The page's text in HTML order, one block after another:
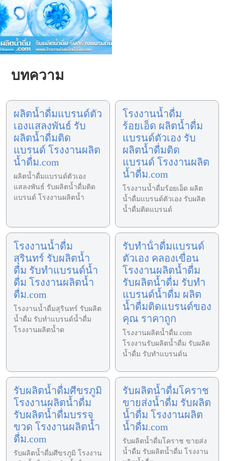
บทความ
ผลิตน้ำดื่มแบรนด์ตัว
เองแสลงพันธ์ รับ
ผลิตน้ำดื่มติด
แบรนด์ โรงงานผลิต
น้ำดื่ม.com
ผลิตน้ำดื่มแบรนด์ตัวเอง
แสลงพันธ์ รับผลิตน้ำดื่มติด
แบรนด์ โรงงานผลิตน้ำ
โรงงานน้ำดื่ม
ร้อยเอ็ด ผลิตน้ำดื่ม
แบรนด์ตัวเอง รับ
ผลิตน้ำดื่มติด
แบรนด์ โรงงานผลิต
น้ำดื่ม.com
โรงงานน้ำดื่มร้อยเอ็ด ผลิต
น้ำดื่มแบรนด์ตัวเอง รับผลิต
น้ำดื่มติดแบรนด์
โรงงานน้ำดื่ม
สุรินทร์ รับผลิตน้ำ
ดื่ม รับทำแบรนด์น้ำ
ดื่ม โรงงานผลิตน้ำ
ดื่ม.com
โรงงานน้ำดื่มสุรินทร์ รับผลิต
น้ำดื่ม รับทำแบรนด์น้ำดื่ม
โรงงานผลิตน้ำด
รับทําน้ําดื่มแบรนด์
ตัวเอง คลองเขื่อน
โรงงานผลิตน้ำดื่ม
รับผลิตน้ำดื่ม รับทำ
แบรนด์น้ำดื่ม ผลิต
น้ำดื่มติดแบรนด์ของ
คุณ ราคาถูก
โรงงานผลิตน้ำดื่ม.com
โรงงานรับผลิตน้ำดื่ม รับผลิต
น้ำดื่ม รับทำแบรนด์น
รับผลิตน้ำดื่มศีขรภูมิ
โรงงานผลิตน้ำดื่ม
รับผลิตน้ำดื่มบรรจุ
ขวด โรงงานผลิตน้ำ
ดื่ม.com
รับผลิตน้ำดื่มศีขรภูมิ โรงงาน
รับผลิตน้ำดื่มโคราช
ขายส่งน้ำดื่ม รับผลิต
น้ำดื่ม โรงงานผลิต
น้ำดื่ม.com
รับผลิตน้ำดื่มโคราช ขายส่ง
น้ำดื่ม รับผลิตน้ำดื่ม โรงงาน